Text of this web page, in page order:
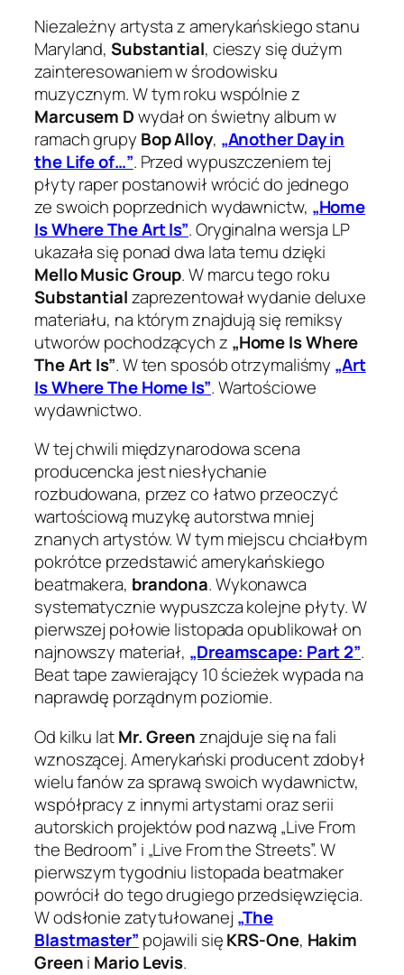
Niezależny artysta z amerykańskiego stanu
Maryland,Substantial, cieszy się dużym
zainteresowaniem w środowisku
muzycznym. W tym roku wspólnie z
Marcusem Dwydał on świetny album w
ramach grupy Bop Alloy, „Another Day in
the Life of…”. Przed wypuszczeniem tej
płyty raper postanowił wrócić do jednego
ze swoich poprzednich wydawnictw, „Home
Is Where The Art Is”. Oryginalna wersja LP
ukazała się ponad dwa lata temu dzięki
Mello Music Group. W marcu tego roku
Substantialzaprezentował wydaniedeluxe
materiału, na którym znajdują się remiksy
utworów pochodzących z „Home Is Where
The Art Is”. W ten sposób otrzymaliśmy „Art
Is Where The Home Is”. Wartościowe
wydawnictwo.
W tej chwili międzynarodowa scena
producencka jest niesłychanie
rozbudowana, przez co łatwo przeoczyć
wartościową muzykę autorstwa mniej
znanych artystów. W tym miejscu chciałbym
pokrótce przedstawić amerykańskiego
beatmakera, brandona. Wykonawca
systematycznie wypuszcza kolejne płyty. W
pierwszej połowie listopada opublikował on
najnowszy materiał, „Dreamscape: Part 2”.
Beat tape zawierający 10 ścieżek wypada na
naprawdę porządnym poziomie.
Od kilku latMr. Greenznajduje się na fali
wznoszącej. Amerykański producent zdobył
wielu fanów za sprawą swoich wydawnictw,
współpracy z innymi artystami oraz serii
autorskich projektów pod nazwą „Live From
the Bedroom” i „Live From the Streets”. W
pierwszym tygodniu listopada beatmaker
powrócił do tego drugiego przedsięwzięcia.
W odsłonie zatytułowanej „The
Blastmaster” pojawili sięKRS-One, Hakim
Greeni Mario Levis.